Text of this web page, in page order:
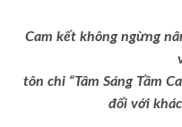
Cam kết không ngừng
tôn chỉ “Tâm Sáng Tầm
đối với